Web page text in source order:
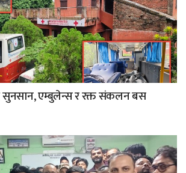
सुनसान, एम्बुलेन्स र रक्त संकलन बस